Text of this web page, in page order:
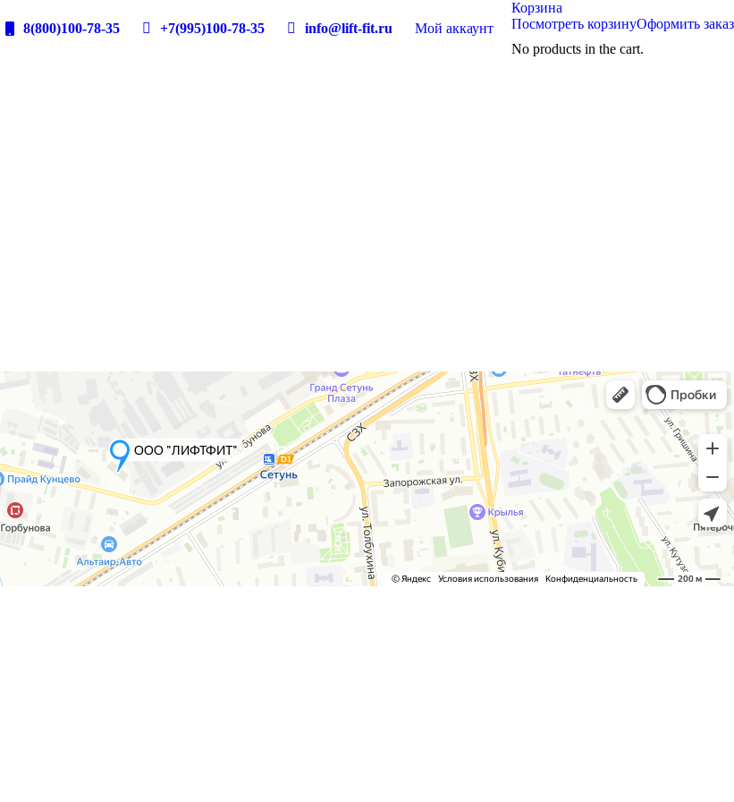
8(800)100-78-35 +7(995)100-78-35 info@lift-fit.ru Мой аккаунт
Корзина
Посмотреть корзинуОформить заказ
No products in the cart.